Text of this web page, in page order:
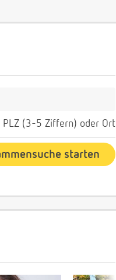
PLZ (3-5 Ziffern) oder Ort